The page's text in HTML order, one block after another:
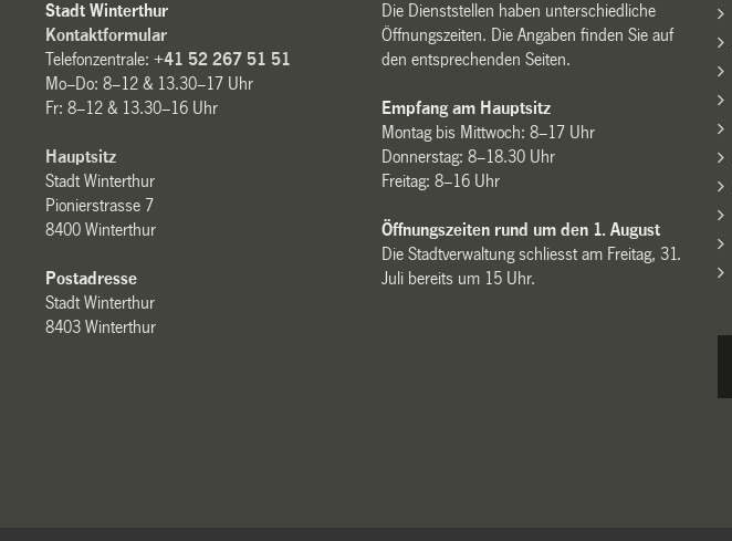
Stadt Winterthur
Kontaktformular
Telefonzentrale:+41 52 267 51 51
Mo–Do: 8–12 & 13.30–17 Uhr
Fr: 8–12 & 13.30–16 Uhr
Hauptsitz
Stadt Winterthur
Pionierstrasse 7
8400 Winterthur
Postadresse
Stadt Winterthur
8403 Winterthur
Die Dienststellen haben unterschiedliche
Öffnungszeiten. Die Angaben finden Sie auf
den entsprechenden Seiten.
Empfang am Hauptsitz
Montag bis Mittwoch: 8–17 Uhr
Donnerstag: 8–18.30 Uhr
Freitag: 8–16 Uhr
Öffnungszeiten rund um den 1. August
Die Stadtverwaltung schliesst am Freitag, 31.
Juli bereits um 15 Uhr.